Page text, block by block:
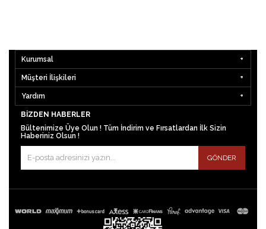
Kurumsal
Müşteri İlişkileri
Yardım
BIZDEN HABERLER
Bültenimize Üye Olun ! Tüm İndirim ve Fırsatlardan İlk Sizin
Haberiniz Olsun !
GÖNDER